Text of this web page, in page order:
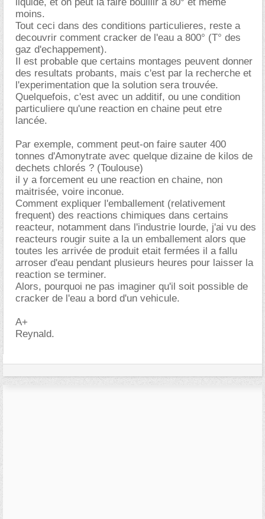
moins.
Tout ceci dans des conditions particulieres, reste a
decouvrir comment cracker de l'eau a 800° (T° des
gaz d'echappement).
Il est probable que certains montages peuvent donner
des resultats probants, mais c'est par la recherche et
l'experimentation que la solution sera trouvée.
Quelquefois, c'est avec un additif, ou une condition
particuliere qu'une reaction en chaine peut etre
lancée.
Par exemple, comment peut-on faire sauter 400
tonnes d'Amonytrate avec quelque dizaine de kilos de
dechets chlorés ? (Toulouse)
il y a forcement eu une reaction en chaine, non
maitrisée, voire inconue.
Comment expliquer l'emballement (relativement
frequent) des reactions chimiques dans certains
reacteur, notamment dans l'industrie lourde, j'ai vu des
reacteurs rougir suite a la un emballement alors que
toutes les arrivée de produit etait fermées il a fallu
arroser d'eau pendant plusieurs heures pour laisser la
reaction se terminer.
Alors, pourquoi ne pas imaginer qu'il soit possible de
cracker de l'eau a bord d'un vehicule.
A+
Reynald.